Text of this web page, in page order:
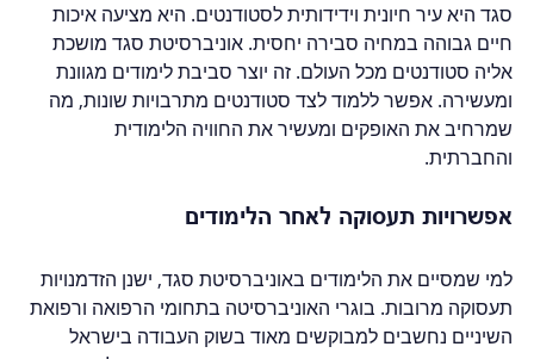
סגד היא עיר חיונית וידידותית לסטודנטים. היא מציעה איכות
חיים גבוהה במחיה סבירה יחסית. אוניברסיטת סגד מושכת
אליה סטודנטים מכל העולם. זה יוצר סביבת לימודים מגוונת
ומעשירה. אפשר ללמוד לצד סטודנטים מתרבויות שונות, מה
שמרחיב את האופקים ומעשיר את החוויה הלימודית
והחברתית.
אפשרויות תעסוקה לאחר הלימודים
למי שמסיים את הלימודים באוניברסיטת סגד, ישנן הזדמנויות
תעסוקה מרובות. בוגרי האוניברסיטה בתחומי הרפואה ורפואת
השיניים נחשבים למבוקשים מאוד בשוק העבודה בישראל